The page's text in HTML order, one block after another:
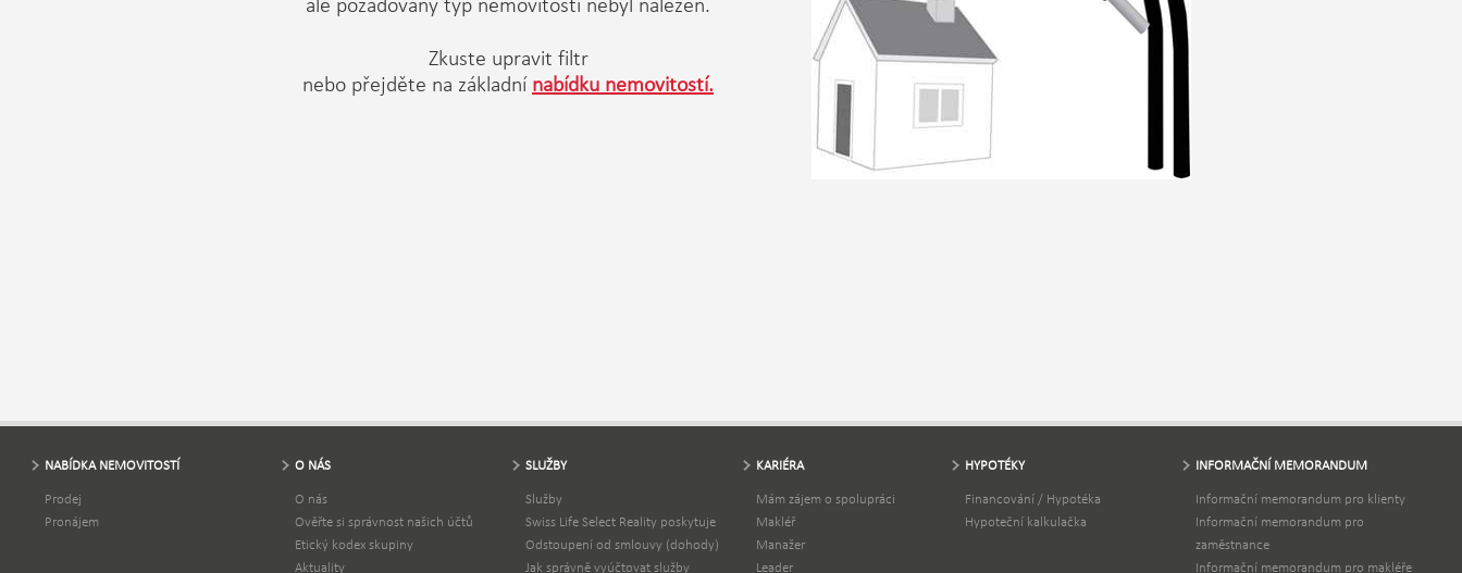
Zkuste upravit filtr
nebo přejděte na základní nabídku nemovitostí.
NABÍDKA NEMOVITOSTÍ
Prodej
Pronájem
O NÁS
O nás
Ověřte si správnost našich účtů
Etický kodex skupiny
Aktuality
SLUŽBY
Služby
Swiss Life Select Reality poskytuje
Odstoupení od smlouvy (dohody)
Jak správně vyúčtovat služby
KARIÉRA
Mám zájem o spolupráci
Makléř
Manažer
Leader
HYPOTÉKY
Financování / Hypotéka
Hypoteční kalkulačka
INFORMAČNÍ MEMORANDUM
Informační memorandum pro klienty
Informační memorandum pro
zaměstnance
Informační memorandum pro makléře